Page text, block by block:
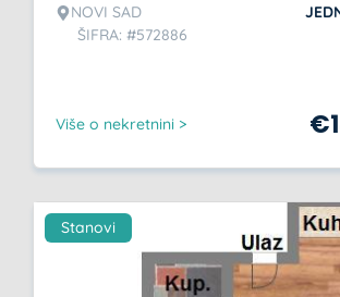
NOVI SAD
ŠIFRA: #572886
Više o nekretnini > €
Stanovi